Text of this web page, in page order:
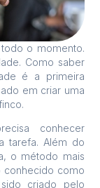
o momento.
Como saber
é a primeira
em criar uma
conhecer
tarefa. Além do
o método mais
conhecido como
criado pelo